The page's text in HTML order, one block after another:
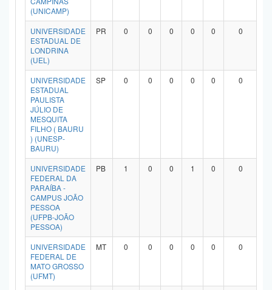
(UNICAMP)
UNIVERSIDADE
ESTADUAL DE
LONDRINA
(UEL)
PR 0 0 0 0 0 0
UNIVERSIDADE
ESTADUAL
PAULISTA
JÚLIO DE
MESQUITA
FILHO ( BAURU
) (UNESP-
BAURU)
SP 0 0 0 0 0 0
UNIVERSIDADE
FEDERAL DA
PARAÍBA -
CAMPUS JOÃO
PESSOA
(UFPB-JOÃO
PESSOA)
PB 1 0 0 1 0 0
UNIVERSIDADE
FEDERAL DE
MATO GROSSO
(UFMT)
MT 0 0 0 0 0 0